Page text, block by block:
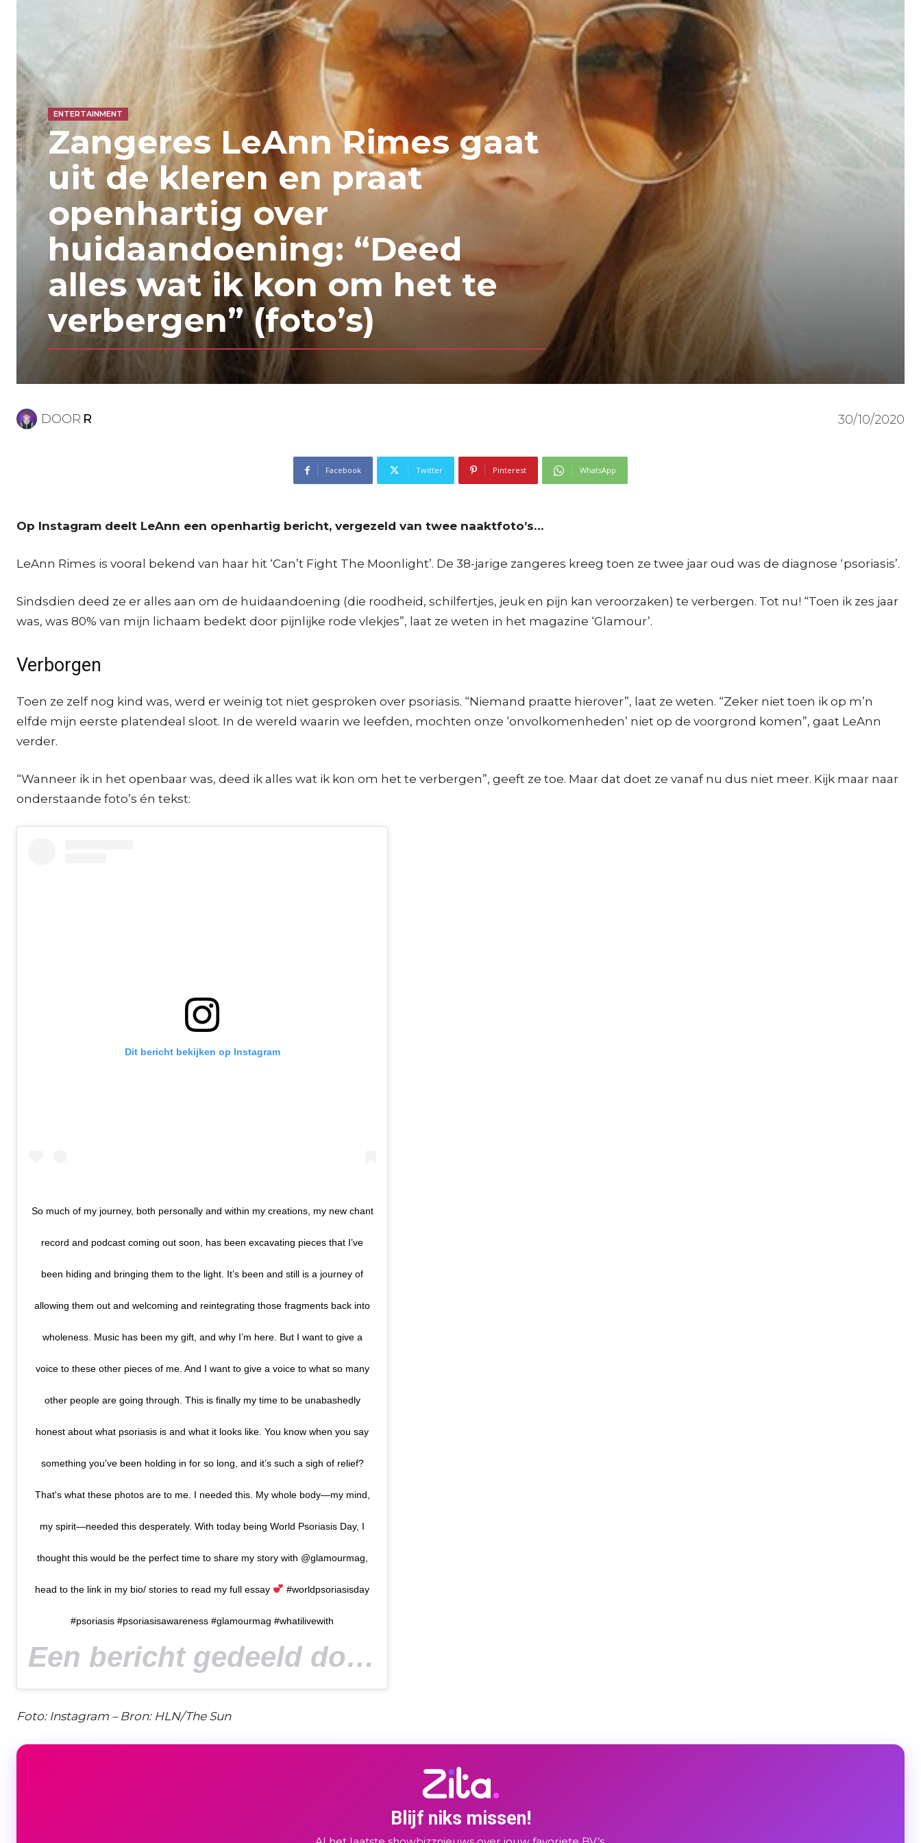
ENTERTAINMENT
Zangeres LeAnn Rimes gaat
uit de kleren en praat
openhartig over
huidaandoening: “Deed
alles wat ik kon om het te
verbergen” (foto’s)
DOOR R 30/10/2020
Facebook Twitter Pinterest WhatsApp
Op Instagram deelt LeAnn een openhartig bericht, vergezeld van twee naaktfoto’s…
LeAnn Rimes is vooral bekend van haar hit ‘Can’t Fight The Moonlight’. De 38-jarige zangeres kreeg toen ze twee jaar oud was de diagnose ‘psoriasis’.
Sindsdien deed ze er alles aan om de huidaandoening (die roodheid, schilfertjes, jeuk en pijn kan veroorzaken) te verbergen. Tot nu! “Toen ik zes jaar
was, was 80% van mijn lichaam bedekt door pijnlijke rode vlekjes”, laat ze weten in het magazine ‘Glamour’.
Verborgen
Toen ze zelf nog kind was, werd er weinig tot niet gesproken over psoriasis. “Niemand praatte hierover”, laat ze weten. “Zeker niet toen ik op m’n
elfde mijn eerste platendeal sloot. In de wereld waarin we leefden, mochten onze ‘onvolkomenheden’ niet op de voorgrond komen”, gaat LeAnn
verder.
“Wanneer ik in het openbaar was, deed ik alles wat ik kon om het te verbergen”, geeft ze toe. Maar dat doet ze vanaf nu dus niet meer. Kijk maar naar
onderstaande foto’s én tekst:
Dit bericht bekijken op Instagram
So much of my journey, both personally and within my creations, my new chant
record and podcast coming out soon, has been excavating pieces that I’ve
been hiding and bringing them to the light. It’s been and still is a journey of
allowing them out and welcoming and reintegrating those fragments back into
wholeness. Music has been my gift, and why I’m here. But I want to give a
voice to these other pieces of me. And I want to give a voice to what so many
other people are going through. This is finally my time to be unabashedly
honest about what psoriasis is and what it looks like. You know when you say
something you’ve been holding in for so long, and it’s such a sigh of relief?
That's what these photos are to me. I needed this. My whole body—my mind,
my spirit—needed this desperately. With today being World Psoriasis Day, I
thought this would be the perfect time to share my story with @glamourmag,
head to the link in my bio/ stories to read my full essay #worldpsoriasisday
#psoriasis #psoriasisawareness #glamourmag #whatilivewith
Een bericht gedeeld door
Foto: Instagram – Bron: HLN/The Sun
Blijf niks missen!